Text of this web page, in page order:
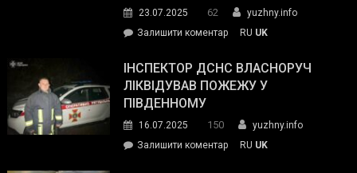
гуманітарну
допомогу
23.07.2025 62
yuzhny.info
Залишити коментарon
провів
нараду
силових
та
RU UK
ІНСПЕКТОР ДСНС ВЛАСНОРУЧ
ЛІКВІДУВАВ ПОЖЕЖУ У
ПІВДЕННОМУ
16.07.2025 150
yuzhny.info
Залишити коментарon
RU UK